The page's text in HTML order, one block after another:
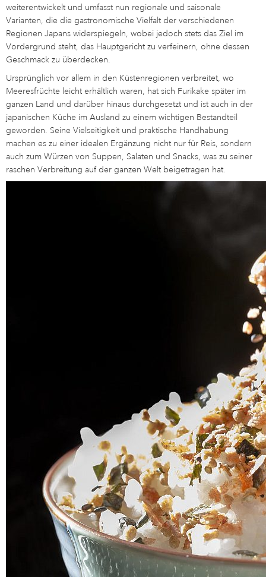
weiterentwickelt und umfasst nun regionale und saisonale
Varianten, die die gastronomische Vielfalt der verschiedenen
Regionen Japans widerspiegeln, wobei jedoch stets das Ziel im
Vordergrund steht, das Hauptgericht zu verfeinern, ohne dessen
Geschmack zu überdecken.
Ursprünglich vor allem in den Küstenregionen verbreitet, wo
Meeresfrüchte leicht erhältlich waren, hat sich Furikake später im
ganzen Land und darüber hinaus durchgesetzt und ist auch in der
japanischen Küche im Ausland zu einem wichtigen Bestandteil
geworden. Seine Vielseitigkeit und praktische Handhabung
machen es zu einer idealen Ergänzung nicht nur für Reis, sondern
auch zum Würzen von Suppen, Salaten und Snacks, was zu seiner
raschen Verbreitung auf der ganzen Welt beigetragen hat.